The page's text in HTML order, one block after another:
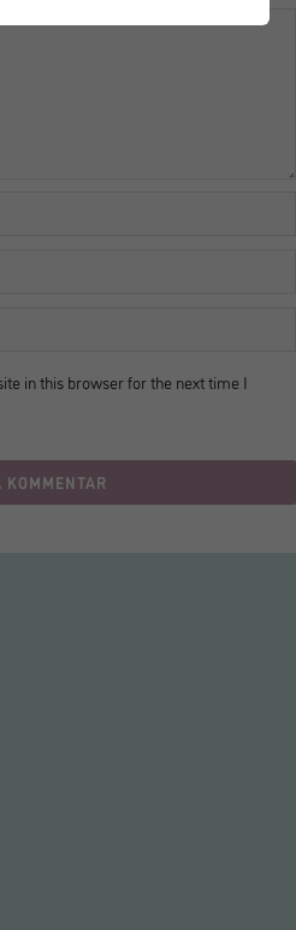
in this browser for the next time I